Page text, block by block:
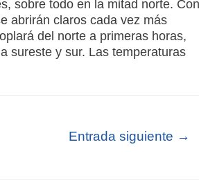
sobre todo en la mitad norte. Con
abrirán claros cada vez más
del norte a primeras horas,
sureste y sur. Las temperaturas
Entrada siguiente →